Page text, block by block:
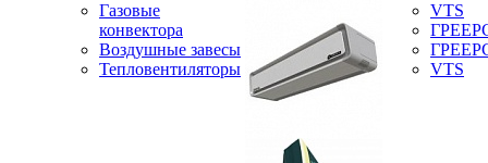
Газовые
конвектора
Воздушные завесы
Тепловентиляторы
VTS
VTS